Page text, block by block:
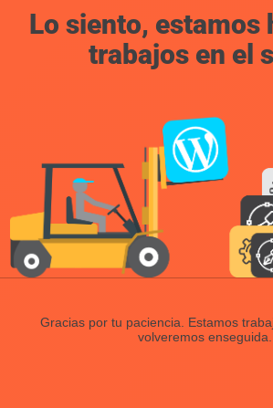
Lo siento, estamos
trabajos en el
Gracias por tu paciencia. Estamos
volveremos enseguida.